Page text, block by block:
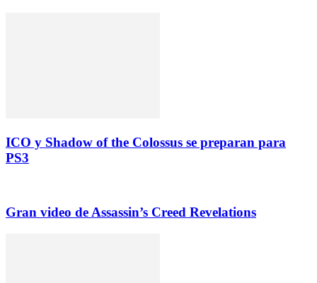
ICO y Shadow of the Colossus se preparan para
PS3
Gran video de Assassin’s Creed Revelations